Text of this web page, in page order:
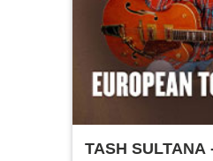
TASH SULTANA